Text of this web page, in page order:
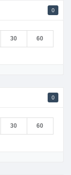
0
30 60
0
30 60